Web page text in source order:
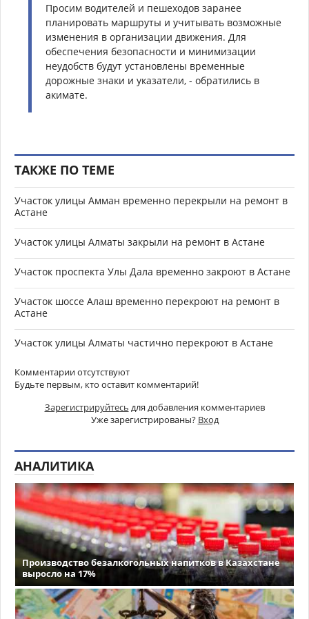
Просим водителей и пешеходов заранее
планировать маршруты и учитывать возможные
изменения в организации движения. Для
обеспечения безопасности и минимизации
неудобств будут установлены временные
дорожные знаки и указатели, - обратились в
акимате.
ТАКЖЕ ПО ТЕМЕ
Участок улицы Амман временно перекрыли на ремонт в
Астане
Участок улицы Алматы закрыли на ремонт в Астане
Участок проспекта Улы Дала временно закроют в Астане
Участок шоссе Алаш временно перекроют на ремонт в
Астане
Участок улицы Алматы частично перекроют в Астане
Комментарии отсутствуют
Будьте первым, кто оставит комментарий!
Зарегистрируйтесь для добавления комментариев
Уже зарегистрированы? Вход
АНАЛИТИКА
Производство безалкогольных напитков в Казахстане
выросло на 17%